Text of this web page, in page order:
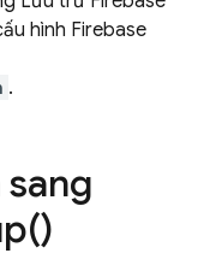
hình Firebase
.
)